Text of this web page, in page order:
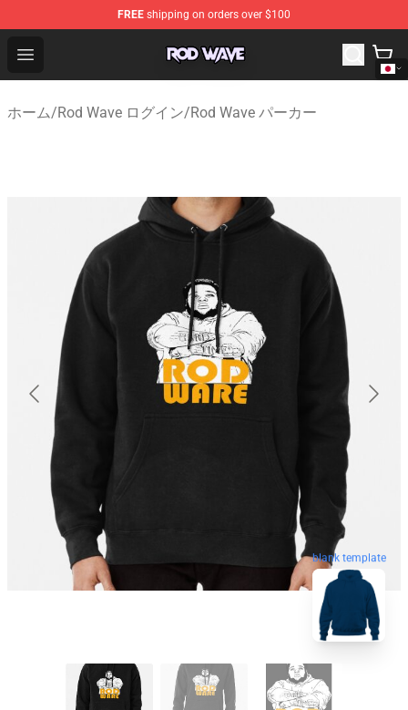
FREE shipping on orders over $100
Open menu
Rod Wave Shop - Official Rod Wave Merchandise Store
ホーム/Rod Wave ログイン/Rod Wave パーカー
blank template